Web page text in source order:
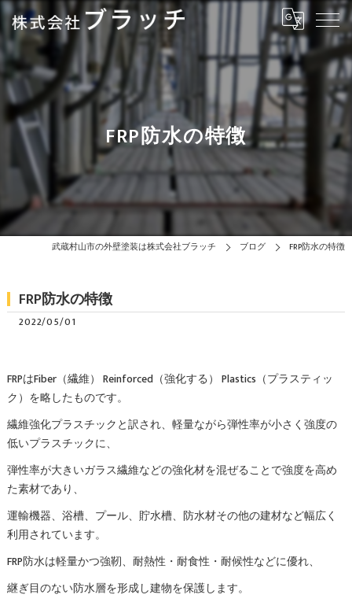
FRP防水の特徴
武蔵村山市の外壁塗装は株式会社ブラッチ ブログ FRP防水の特徴
FRP防水の特徴
2022/05/01
FRPはFiber（繊維） Reinforced（強化する） Plastics（プラスティッ
ク）を略したものです。
繊維強化プラスチックと訳され、軽量ながら弾性率が小さく強度の
低いプラスチックに、
弾性率が大きいガラス繊維などの強化材を混ぜることで強度を高め
た素材であり、
運輸機器、浴槽、プール、貯水槽、防水材その他の建材など幅広く
利用されています。
FRP防水は軽量かつ強靭、耐熱性・耐食性・耐候性などに優れ、
継ぎ目のない防水層を形成し建物を保護します。